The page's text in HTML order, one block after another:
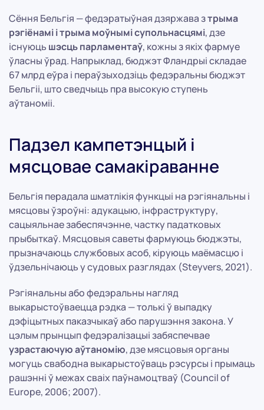
Сёння Бельгія — федэратыўная дзяржава зтрыма
рэгіёнамі і трыма моўнымі супольнасцямі, дзе
існуюць шэсць парламентаў, кожны з якіх фармуе
ўласны ўрад. Напрыклад, бюджэт Фландрыі складае
67 млрд еўра і пераўзыходзіць федэральны бюджэт
Бельгіі, што сведчыць пра высокую ступень
аўтаноміі.
Падзел кампетэнцый і
мясцовае самакіраванне
Бельгія перадала шматлікія функцыі на рэгіянальны і
мясцовы ўзроўні: адукацыю, інфраструктуру,
сацыяльнае забеспячэнне, частку падатковых
прыбыткаў. Мясцовыя саветы фармуюць бюджэты,
прызначаюць службовых асоб, кіруюць маёмасцю і
ўдзельнічаюць у судовых разглядах (Steyvers, 2021).
Рэгіянальны або федэральны нагляд
выкарыстоўваецца рэдка — толькі ў выпадку
дэфіцытных паказчыкаў або парушэння закона. У
цэлым прынцып федэралізацыі забяспечвае
узрастаючую аўтаномію, дзе мясцовыя органы
могуць свабодна выкарыстоўваць рэсурсы і прымаць
рашэнні ў межах сваіх паўнамоцтваў (Council of
Europe, 2006; 2007).